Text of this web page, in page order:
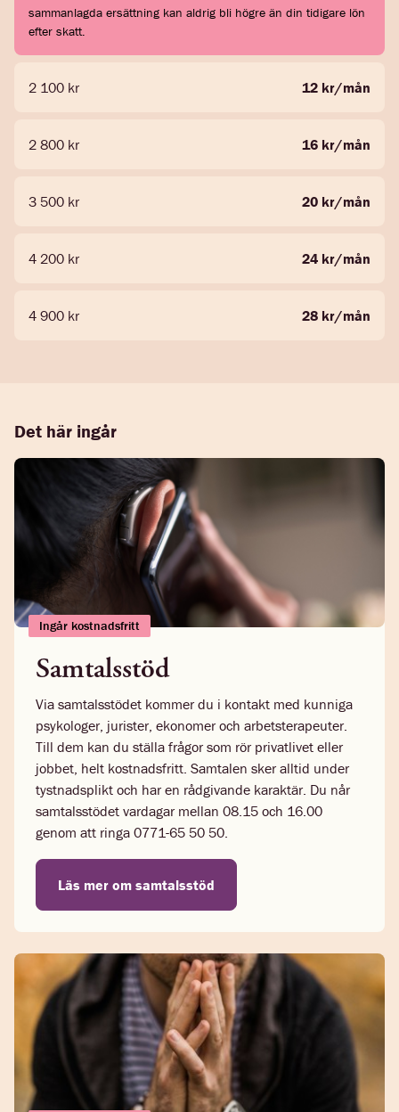
sammanlagda ersättning kan aldrig bli högre än din tidigare lön
efter skatt.
2 100 kr 12 kr/mån
2 800 kr 16 kr/mån
3 500 kr 20 kr/mån
4 200 kr 24 kr/mån
4 900 kr 28 kr/mån
Det här ingår
Ingår kostnadsfritt
Samtalsstöd
Via samtalsstödet kommer du i kontakt med kunniga
psykologer, jurister, ekonomer och arbetsterapeuter.
Till dem kan du ställa frågor som rör privatlivet eller
jobbet, helt kostnadsfritt. Samtalen sker alltid under
tystnadsplikt och har en rådgivande karaktär. Du når
samtalsstödet vardagar mellan 08.15 och 16.00
genom att ringa 0771-65 50 50.
Läs mer om samtalsstöd